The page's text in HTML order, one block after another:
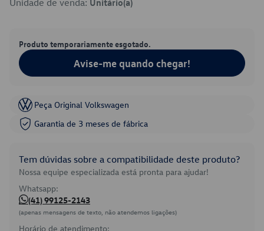
Unidade de venda: Unitário(a)
Produto temporariamente esgotado.
Avise-me quando chegar!
Peça Original Volkswagen
Garantia de 3 meses de fábrica
Tem dúvidas sobre a compatibilidade deste produto?
Nossa equipe especializada está pronta para ajudar!
Whatsapp:
(41) 99125-2143
(apenas mensagens de texto, não atendemos ligações)
Horário de atendimento: